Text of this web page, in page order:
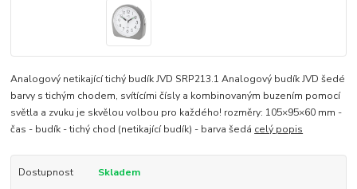
Analogový netikající tichý budík JVD SRP213.1 Analogový budík JVD šedé
barvy s tichým chodem, svítícími čísly a kombinovaným buzením pomocí
světla a zvuku je skvělou volbou pro každého! rozměry: 105×95×60 mm -
čas - budík - tichý chod (netikající budík) - barva šedá celý popis
Dostupnost Skladem